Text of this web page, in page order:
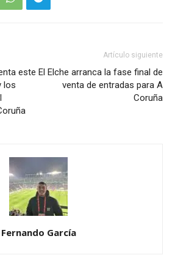
este
los
Artículo siguiente
El Elche arranca la fase final de
venta de entradas para A
Coruña
Fernando García